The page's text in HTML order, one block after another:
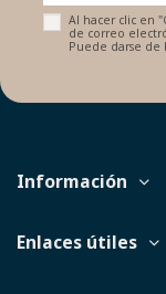
Al hacer clic en
de correo
Puede darse
Información
Enlaces útiles